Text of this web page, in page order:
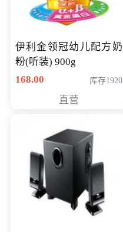
伊利金领冠幼儿配方奶
粉(听装) 900g
168.00
库存1920
直营